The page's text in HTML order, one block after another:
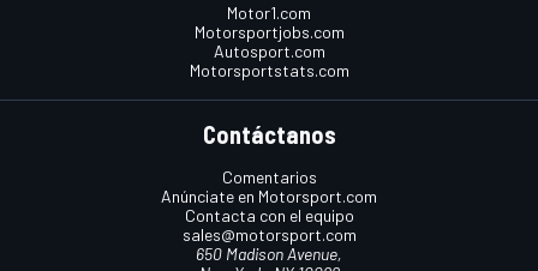
Motor1.com
Motorsportjobs.com
Autosport.com
Motorsportstats.com
Contáctanos
Comentarios
Anúnciate en Motorsport.com
Contacta con el equipo
sales@motorsport.com
650 Madison Avenue,